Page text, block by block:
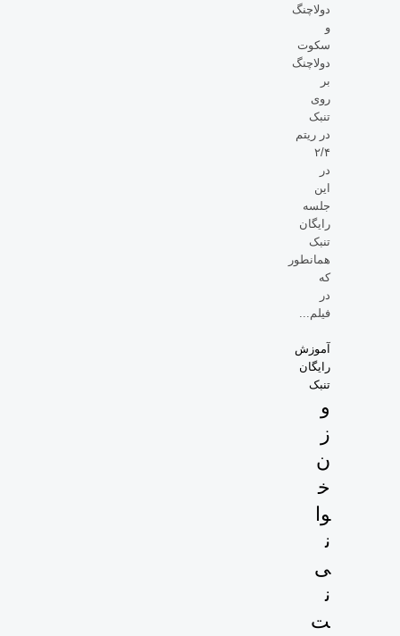
دولاچنگ
و
سکوت
دولاچنگ
بر
روی
تنبک
در ریتم
۲/۴
در
این
جلسه
رایگان
تنبک
همانطور
که
در
فیلم...
آموزش
رایگان
تنبک
و
ز
ن
خ
وا
ن
ی
ن
ت